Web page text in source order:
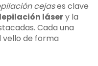
cejases clave
lásery la
Cada una
vello de forma